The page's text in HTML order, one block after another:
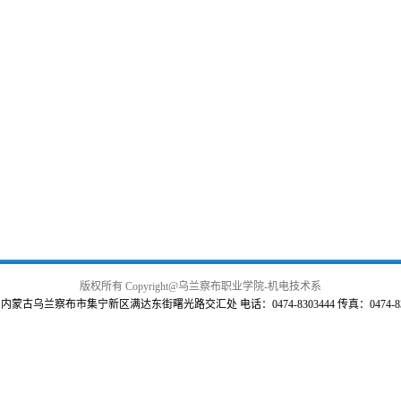
版权所有 Copyright@乌兰察布职业学院-机电技术系
蒙古乌兰察布市集宁新区满达东街曙光路交汇处 电话：0474-8303444 传真：0474-